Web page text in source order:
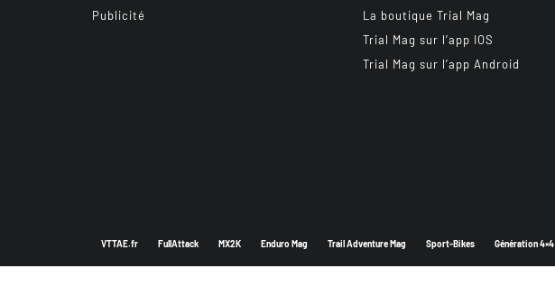
Publicité
La boutique Trial Mag
Trial Mag sur l’app IOS
Trial Mag sur l’app Android
VTTAE.fr FullAttack MX2K Enduro Mag Trail Adventure Mag Sport-Bikes Génération 4×4